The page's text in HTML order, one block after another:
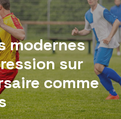
modernes
sur
comme